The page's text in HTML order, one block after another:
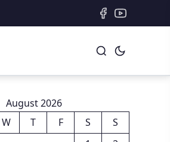
August 2026
W T F S
S